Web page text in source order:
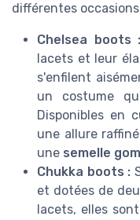
différentes
Chelsea boots :
lacets et leur
s'enfilent
un costume
Disponibles en
une allure
une semelle
Chukka boots :
et dotées de
lacets, elles